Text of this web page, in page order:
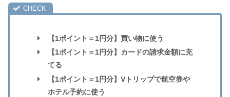
【1ポイント＝1円分】買い物に使う
【1ポイント＝1円分】カードの請求金額に充
てる
【1ポイント＝1円分】Vトリップで航空券や
ホテル予約に使う